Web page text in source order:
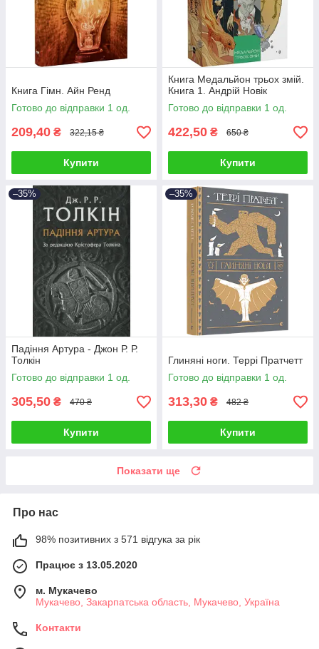
Книга Гімн. Айн Ренд
Готово до відправки 1 од.
209,40 ₴ 322,15 ₴
Купити
Книга Медальйон трьох змій.
Книга 1. Андрій Новік
Готово до відправки 1 од.
422,50 ₴ 650 ₴
Купити
–35%
Падіння Артура - Джон Р. Р.
Толкін
Готово до відправки 1 од.
305,50 ₴ 470 ₴
Купити
–35%
Глиняні ноги. Террі Пратчетт
Готово до відправки 1 од.
313,30 ₴ 482 ₴
Купити
Показати ще
Про нас
98% позитивних з 571 відгука за рік
Працює з 13.05.2020
м. Мукачево
Мукачево, Закарпатська область, Мукачево, Україна
Контакти